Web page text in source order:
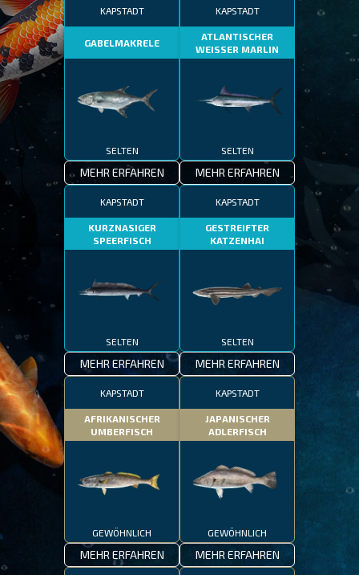
KAPSTADT
GABELMAKRELE
SELTEN
MEHR ERFAHREN
KAPSTADT
ATLANTISCHER
WEISSER MARLIN
SELTEN
MEHR ERFAHREN
KAPSTADT
KURZNASIGER
SPEERFISCH
SELTEN
MEHR ERFAHREN
KAPSTADT
GESTREIFTER
KATZENHAI
SELTEN
MEHR ERFAHREN
KAPSTADT
AFRIKANISCHER
UMBERFISCH
GEWÖHNLICH
MEHR ERFAHREN
KAPSTADT
JAPANISCHER
ADLERFISCH
GEWÖHNLICH
MEHR ERFAHREN